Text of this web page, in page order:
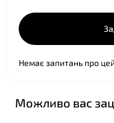
Немає запитань про
Можливо вас